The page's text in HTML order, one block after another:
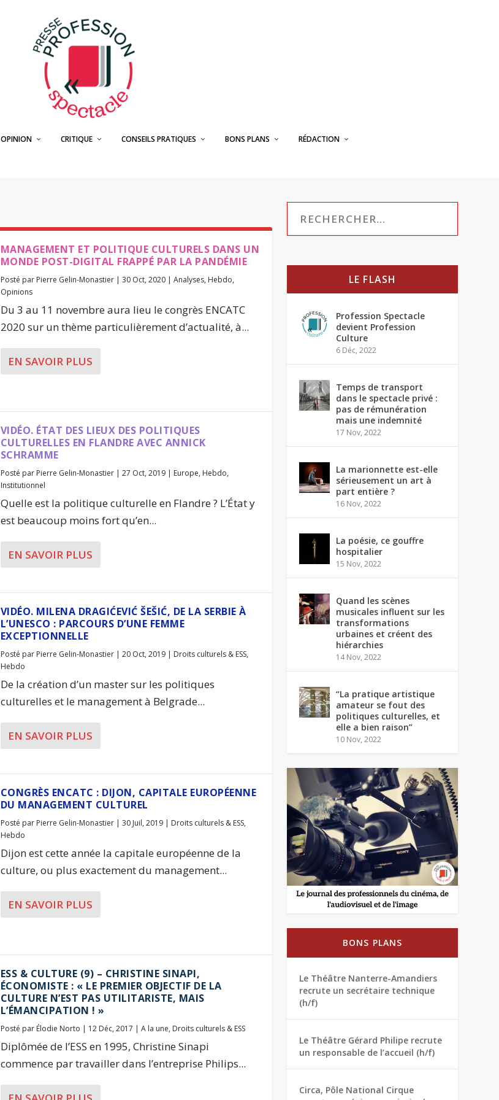
OPINION CRITIQUE CONSEILS PRATIQUES BONS PLANS RÉDACTION
MANAGEMENT ET POLITIQUE CULTURELS DANS UN
MONDE POST-DIGITAL FRAPPÉ PAR LA PANDÉMIE
Posté par Pierre Gelin-Monastier| 30 Oct, 2020| Analyses, Hebdo,
Opinions
Du 3 au 11 novembre aura lieu le congrès ENCATC
2020 sur un thème particulièrement d’actualité, à...
EN SAVOIR PLUS
VIDÉO. ÉTAT DES LIEUX DES POLITIQUES
CULTURELLES EN FLANDRE AVEC ANNICK
SCHRAMME
Posté par Pierre Gelin-Monastier| 27 Oct, 2019| Europe, Hebdo,
Institutionnel
Quelle est la politique culturelle en Flandre ? L’État y
est beaucoup moins fort qu’en...
EN SAVOIR PLUS
VIDÉO. MILENA DRAGIĆEVIĆ ŠEŠIĆ, DE LA SERBIE À
L’UNESCO : PARCOURS D’UNE FEMME
EXCEPTIONNELLE
Posté par Pierre Gelin-Monastier| 20 Oct, 2019| Droits culturels & ESS,
Hebdo
De la création d’un master sur les politiques
culturelles et le management à Belgrade...
EN SAVOIR PLUS
CONGRÈS ENCATC : DIJON, CAPITALE EUROPÉENNE
DU MANAGEMENT CULTUREL
Posté par Pierre Gelin-Monastier| 30 Juil, 2019| Droits culturels & ESS,
Hebdo
Dijon est cette année la capitale européenne de la
culture, ou plus exactement du management...
EN SAVOIR PLUS
ESS & CULTURE (9) – CHRISTINE SINAPI,
ÉCONOMISTE : « LE PREMIER OBJECTIF DE LA
CULTURE N’EST PAS UTILITARISTE, MAIS
L’ÉMANCIPATION ! »
Posté par Élodie Norto | 12 Déc, 2017 | A la une, Droits culturels & ESS
Diplômée de l’ESS en 1995, Christine Sinapi
commence par travailler dans l’entreprise Philips...
LE FLASH
Profession Spectacle
devient Profession
Culture
6 Déc, 2022
Temps de transport
dans le spectacle privé :
pas de rémunération
mais une indemnité
17 Nov, 2022
La marionnette est-elle
sérieusement un art à
part entière ?
16 Nov, 2022
La poésie, ce gouffre
hospitalier
15 Nov, 2022
Quand les scènes
musicales influent sur les
transformations
urbaines et créent des
hiérarchies
14 Nov, 2022
“La pratique artistique
amateur se fout des
politiques culturelles, et
elle a bien raison”
10 Nov, 2022
BONS PLANS
Le Théâtre Nanterre-Amandiers
recrute un secrétaire technique
(h/f)
Le Théâtre Gérard Philipe recrute
un responsable de l’accueil (h/f)
Circa, Pôle National Cirque